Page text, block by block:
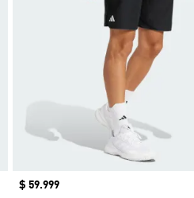
Precio
$ 59.999